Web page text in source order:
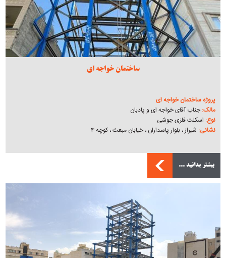
ساختمان خواجه ای
پروژه ساختمان خواجه ای
مالک: جناب آقای خواجه ای و پادبان
نوع: اسکلت فلزی جوشی
نشانی: شیراز ، بلوار پاسداران ، خیابان مبعث ، کوچه 4
بیشتر بدانید ...